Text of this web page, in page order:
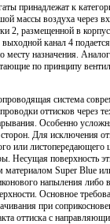
принадлежат к
массы воздуха через
2, размещенной в
выходной канал 4
месту назначения.
по принципу
система
оттисков через
Особенно
сторон. Для исключения
или
Несущая поверхность
Super Blue
напыления либо
Основное
при
оттиска с